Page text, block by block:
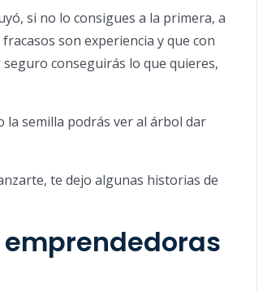
si no lo consigues a la primera, a
son experiencia y que con
conseguirás lo que quieres,
semilla podrás ver al árbol dar
te dejo algunas historias de